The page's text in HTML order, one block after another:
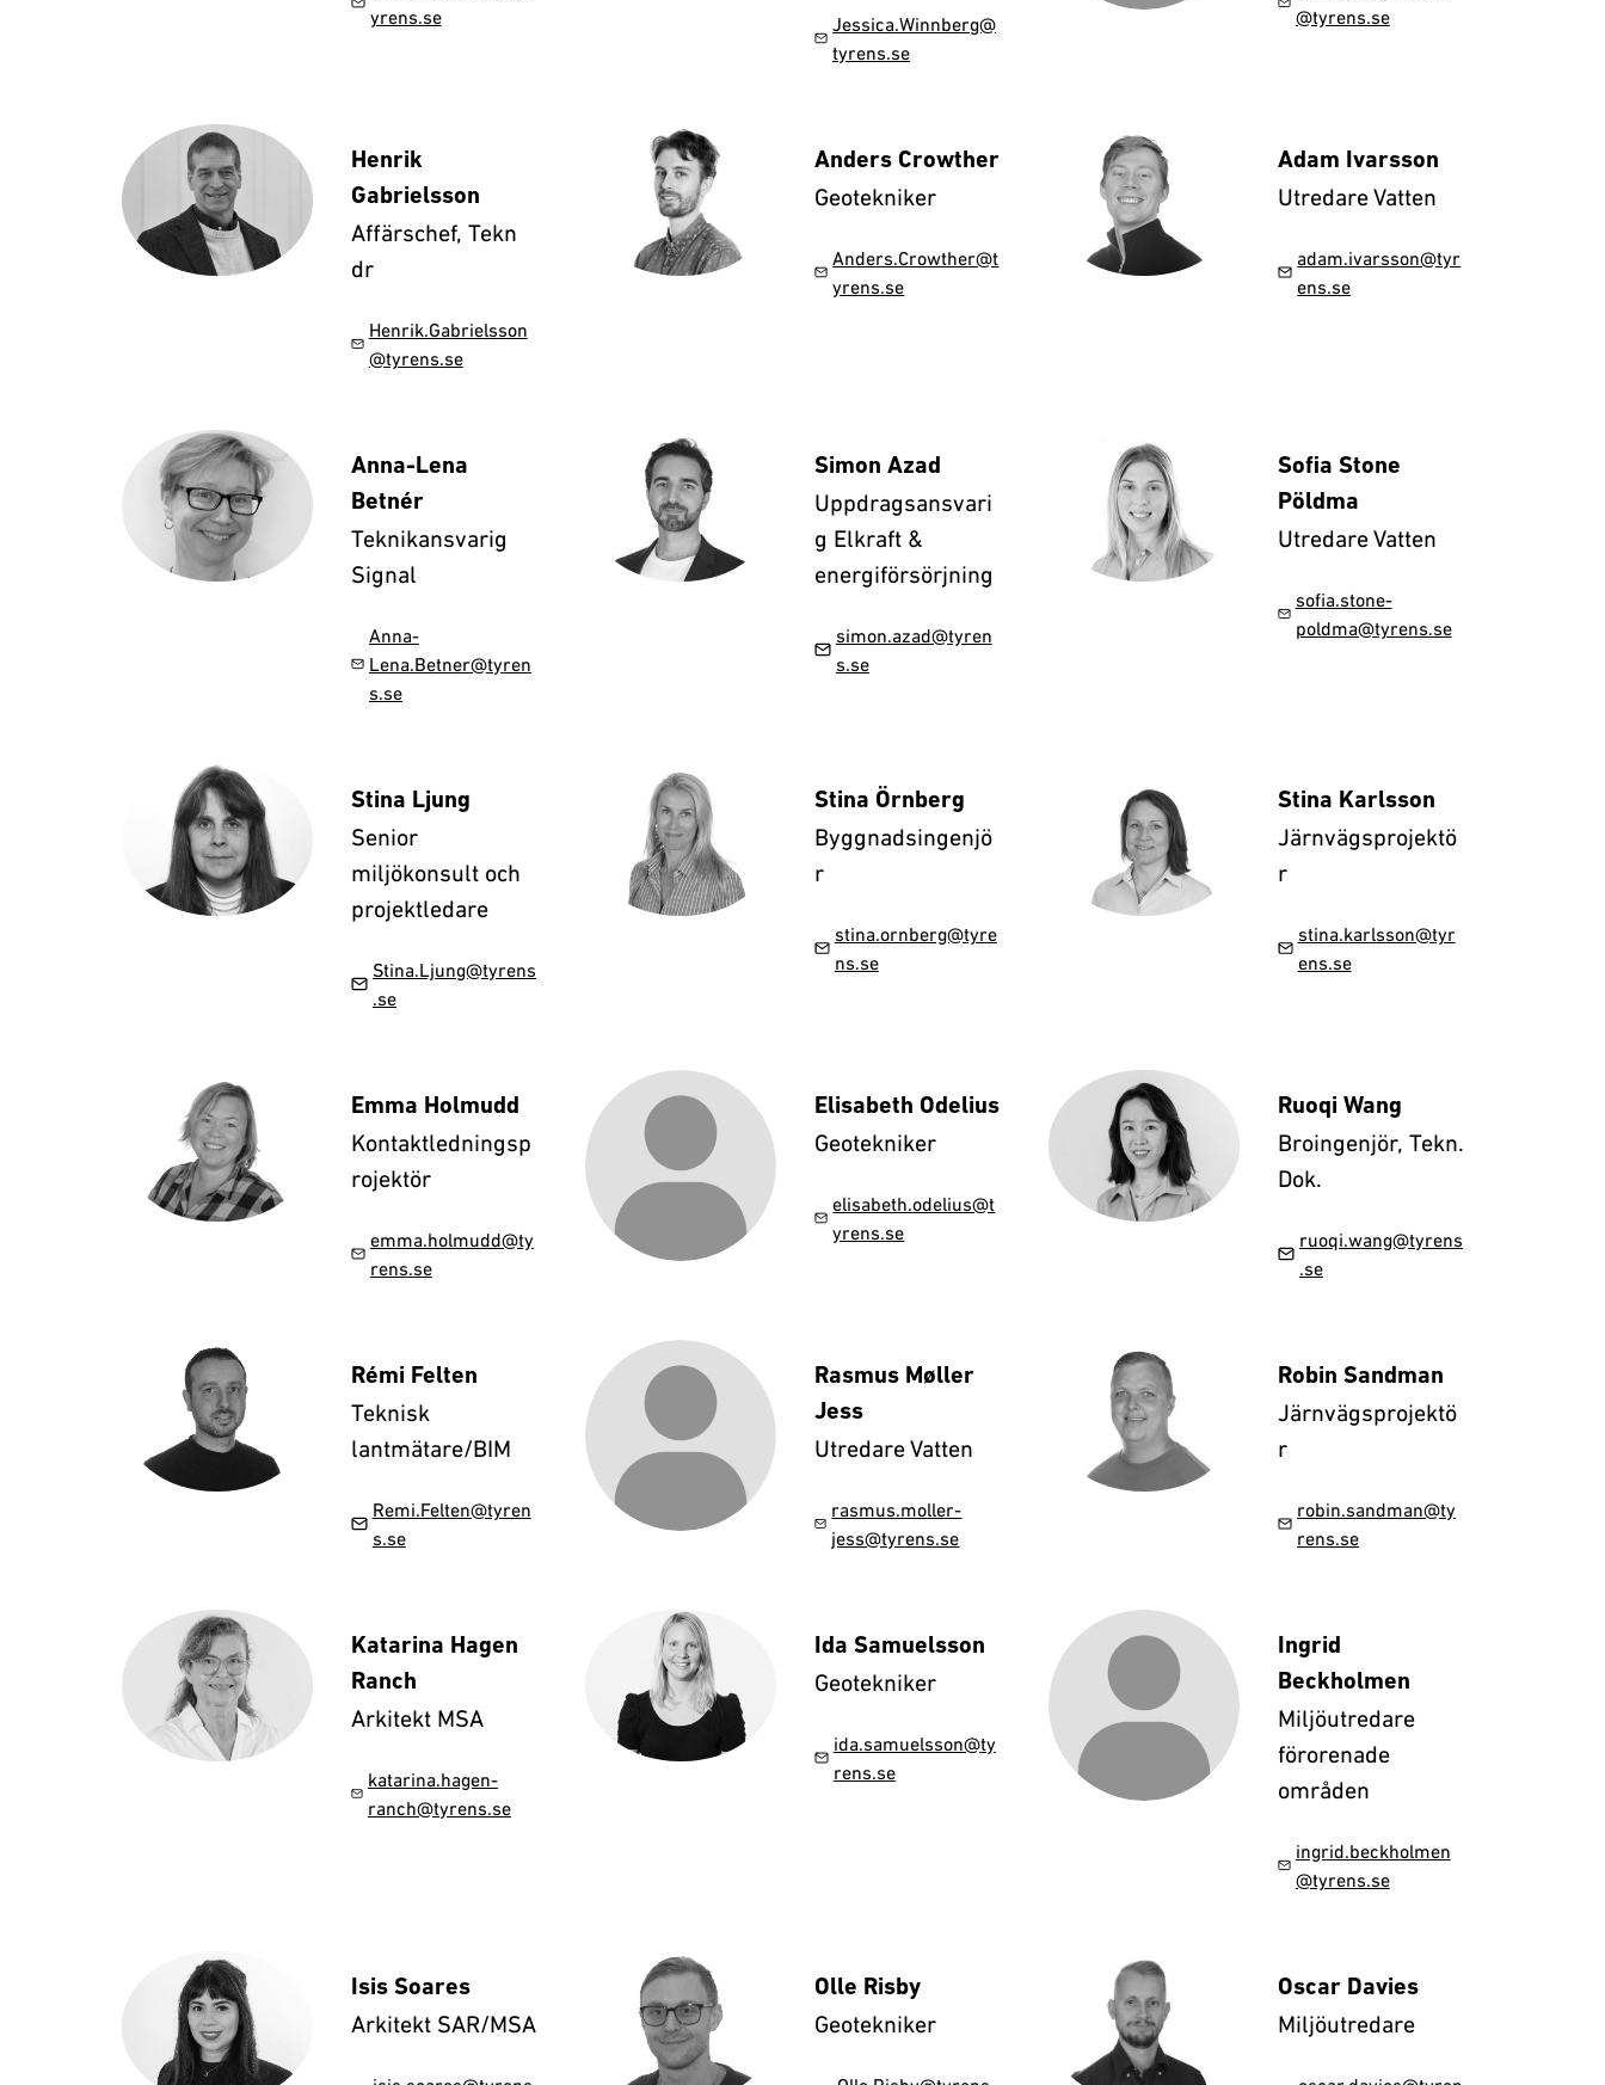
yrens.se
Jessica.Winnberg@
tyrens.se
@tyrens.se
Henrik
Gabrielsson
Affärschef, Tekn
dr
Henrik.Gabrielsson
@tyrens.se
Anders Crowther
Geotekniker
Anders.Crowther@t
yrens.se
Adam Ivarsson
Utredare Vatten
adam.ivarsson@tyr
ens.se
Anna-Lena
Betnér
Teknikansvarig
Signal
Anna-
Lena.Betner@tyren
s.se
Simon Azad
Uppdragsansvari
g Elkraft &
energiförsörjning
simon.azad@tyren
s.se
Sofia Stone
Pöldma
Utredare Vatten
sofia.stone-
poldma@tyrens.se
Stina Ljung
Senior
miljökonsult och
projektledare
Stina.Ljung@tyrens
.se
Stina Örnberg
Byggnadsingenjö
r
stina.ornberg@tyre
ns.se
Stina Karlsson
Järnvägsprojektö
r
stina.karlsson@tyr
ens.se
Emma Holmudd
Kontaktledningsp
rojektör
emma.holmudd@ty
rens.se
Elisabeth Odelius
Geotekniker
elisabeth.odelius@t
yrens.se
Ruoqi Wang
Broingenjör, Tekn.
Dok.
ruoqi.wang@tyrens
.se
Rémi Felten
Teknisk
lantmätare/BIM
Remi.Felten@tyren
s.se
Rasmus Møller
Jess
Utredare Vatten
rasmus.moller-
jess@tyrens.se
Robin Sandman
Järnvägsprojektö
r
robin.sandman@ty
rens.se
Katarina Hagen
Ranch
Arkitekt MSA
katarina.hagen-
ranch@tyrens.se
Ida Samuelsson
Geotekniker
ida.samuelsson@ty
rens.se
Ingrid
Beckholmen
Miljöutredare
förorenade
områden
ingrid.beckholmen
@tyrens.se
Isis Soares
Arkitekt SAR/MSA
Olle Risby
Geotekniker
Oscar Davies
Miljöutredare